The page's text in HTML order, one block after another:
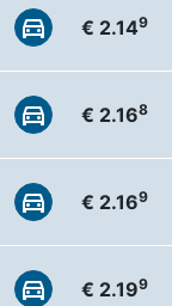
€ 2.149
€ 2.168
€ 2.169
€ 2.199